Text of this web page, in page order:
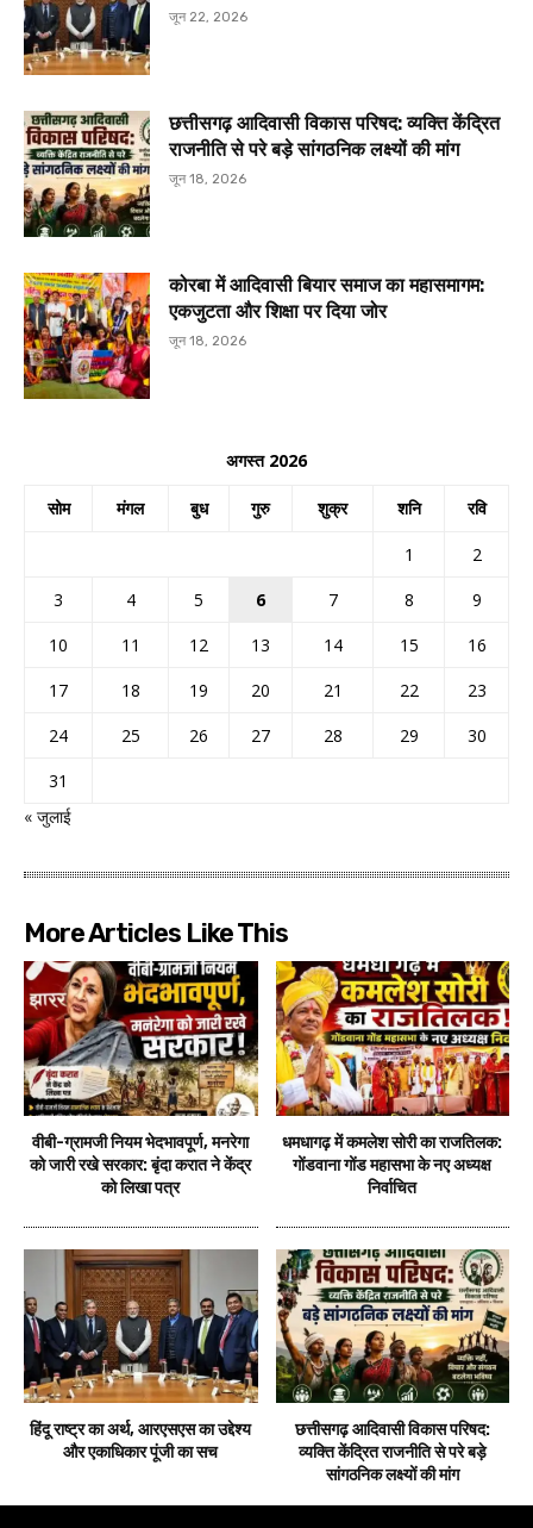
जून 22, 2026
छत्तीसगढ़ आदिवासी विकास परिषद: व्यक्ति केंद्रित
राजनीति से परे बड़े सांगठनिक लक्ष्यों की मांग
जून 18, 2026
कोरबा में आदिवासी बियार समाज का महासमागम:
एकजुटता और शिक्षा पर दिया जोर
जून 18, 2026
अगस्त 2026
सोम मंगल बुध गुरु शुक्र शनि रवि
1
2
3
4 5 6 7 8
9
10
11 12 13 14 15
16
17
18 19 20 21 22
23
24
25 26 27 28 29
30
31
« जुलाई
More Articles Like This
वीबी-ग्रामजी नियम भेदभावपूर्ण, मनरेगा
को जारी रखे सरकार: बृंदा करात ने केंद्र
को लिखा पत्र
धमधागढ़ में कमलेश सोरी का राजतिलक:
गोंडवाना गोंड महासभा के नए अध्यक्ष
निर्वाचित
हिंदू राष्ट्र का अर्थ, आरएसएस का उद्देश्य
और एकाधिकार पूंजी का सच
छत्तीसगढ़ आदिवासी विकास परिषद:
व्यक्ति केंद्रित राजनीति से परे बड़े
सांगठनिक लक्ष्यों की मांग